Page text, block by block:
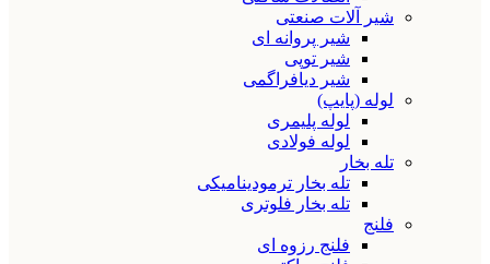
شیر آلات صنعتی
شیر پروانه ای
شیر توپی
شیر دیافراگمی
لوله (پایپ)
لوله پلیمری
لوله فولادی
تله بخار
تله بخار ترمودینامیکی
تله بخار فلوتری
فلنج
فلنج رزوه ای